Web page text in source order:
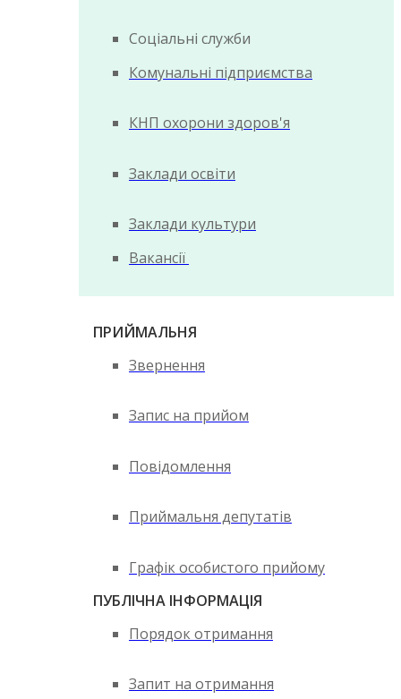
Соціальні служби
Комунальні підприємства
КНП охорони здоров'я
Заклади освіти
Заклади культури
Вакансії
ПРИЙМАЛЬНЯ
Звернення
Запис на прийом
Повідомлення
Приймальня депутатів
Графік особистого прийому
ПУБЛІЧНА ІНФОРМАЦІЯ
Порядок отримання
Запит на отримання